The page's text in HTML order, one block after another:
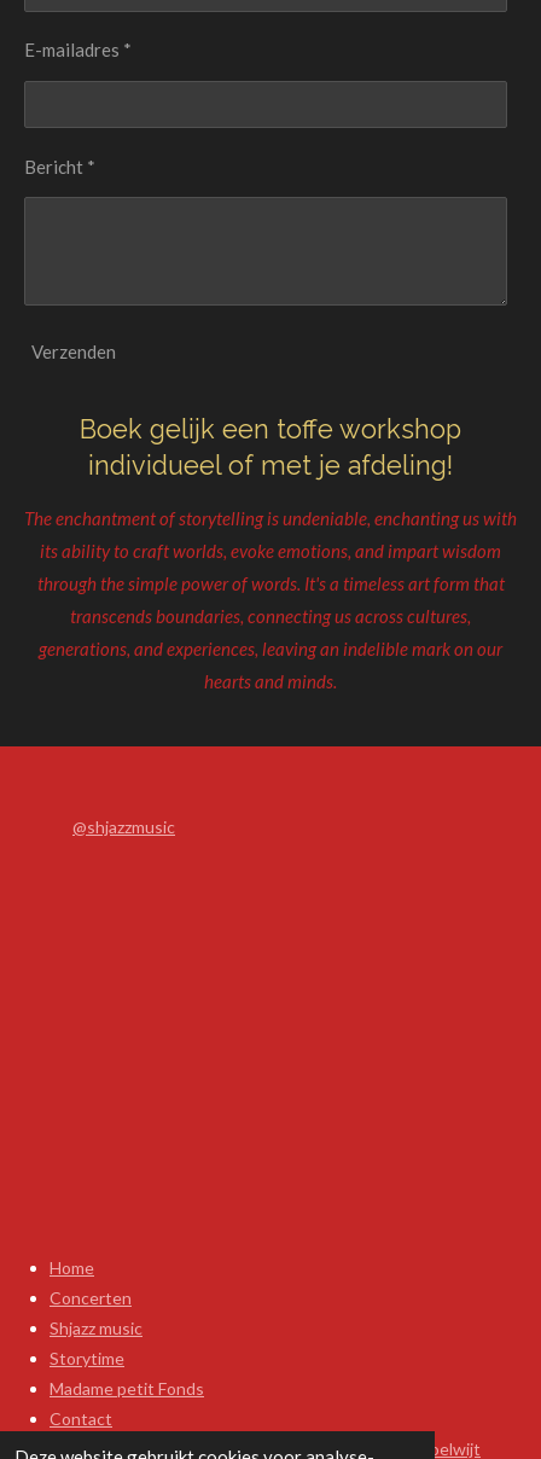
E-mailadres *
Bericht *
Verzenden
Boek gelijk een toffe workshop
individueel of met je afdeling!
The enchantment of storytelling is undeniable, enchanting us with
its ability to craft worlds, evoke emotions, and impart wisdom
through the simple power of words. It's a timeless art form that
transcends boundaries, connecting us across cultures,
generations, and experiences, leaving an indelible mark on our
hearts and minds.
@shjazzmusic
Home
Concerten
Shjazz music
Storytime
Madame petit Fonds
Contact
Storytelling-Drama-Zelfexpressie & de Methode Doelwijt